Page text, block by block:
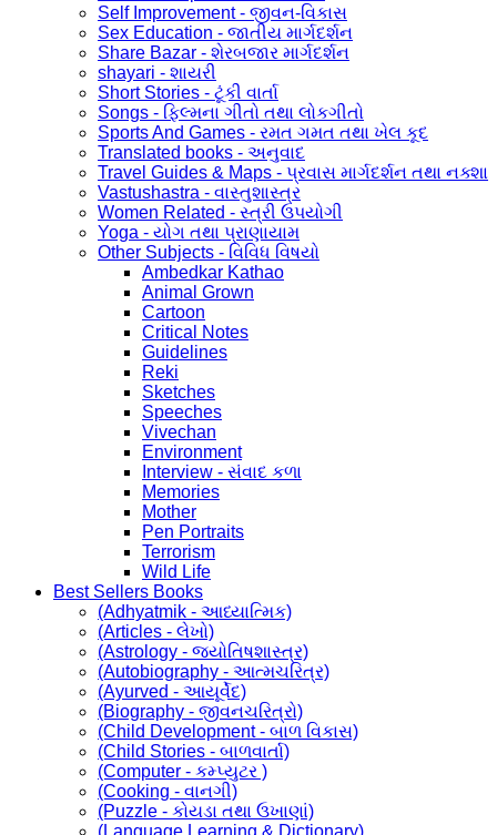
Self Improvement - જીવન-વિકાસ
Sex Education - જાતીય માર્ગદર્શન
Share Bazar - શેરબજાર માર્ગદર્શન
shayari - શાયરી
Short Stories - ટૂંકી વાર્તા
Songs - ફિલ્મના ગીતો તથા લોકગીતો
Sports And Games - રમત ગમત તથા ખેલ કૂદ
Translated books - અનુવાદ
Travel Guides & Maps - પ્રવાસ માર્ગદર્શન તથા નક્શા
Vastushastra - વાસ્તુશાસ્ત્ર
Women Related - સ્ત્રી ઉપયોગી
Yoga - યોગ તથા પ્રાણાયામ
Other Subjects - વિવિધ વિષયો
Ambedkar Kathao
Animal Grown
Cartoon
Critical Notes
Guidelines
Reki
Sketches
Speeches
Vivechan
Environment
Interview - સંવાદ કળા
Memories
Mother
Pen Portraits
Terrorism
Wild Life
Best Sellers Books
(Adhyatmik - આધ્યાત્મિક)
(Articles - લેખો)
(Astrology - જ્યોતિષશાસ્ત્ર)
(Autobiography - આત્મચરિત્ર)
(Ayurved - આયૂર્વેદ)
(Biography - જીવનચરિત્રો)
(Child Development - બાળ વિકાસ)
(Child Stories - બાળવાર્તા)
(Computer - કમ્પ્યુટર )
(Cooking - વાનગી)
(Puzzle - કોયડા તથા ઉખાણાં)
(Language Learning & Dictionary)